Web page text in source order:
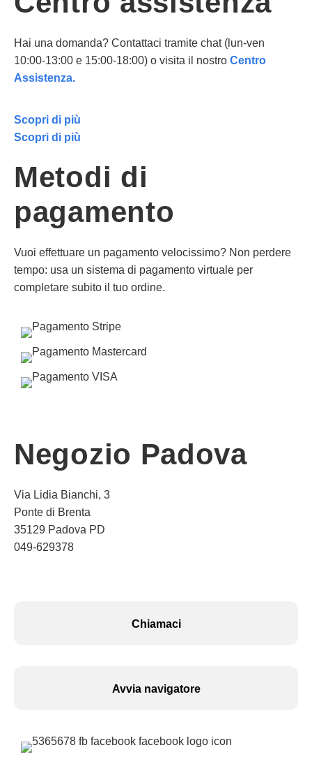
Hai una domanda? Contattaci tramite chat (lun-ven
10:00-13:00 e 15:00-18:00) o visita il nostro Centro
Assistenza.
Scopri di più
Scopri di più
Metodi di
pagamento
Vuoi effettuare un pagamento velocissimo? Non perdere
tempo: usa un sistema di pagamento virtuale per
completare subito il tuo ordine.
Negozio Padova
Via Lidia Bianchi, 3
Ponte di Brenta
35129 Padova PD
049-629378
Chiamaci
Avvia navigatore